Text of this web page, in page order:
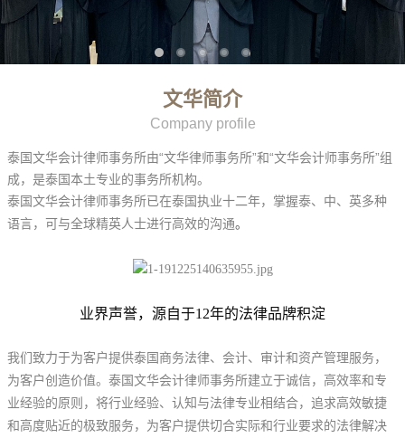
文华简介
Company profile
泰国文华会计律师事务所由“文华律师事务所”和“文华会计师事务所”组
成，是泰国本土专业的事务所机构。
泰国文华会计律师事务所已在泰国执业十二年，掌握泰、中、英多种
语言，可与全球精英人士进行高效的沟通。
业界声誉，源自于12年的法律品牌积淀
我们致力于为客户提供泰国商务法律、会计、审计和资产管理服务，
为客户创造价值。泰国文华会计律师事务所建立于诚信，高效率和专
业经验的原则，将行业经验、认知与法律专业相结合，追求高效敏捷
和高度贴近的极致服务，为客户提供切合实际和行业要求的法律解决